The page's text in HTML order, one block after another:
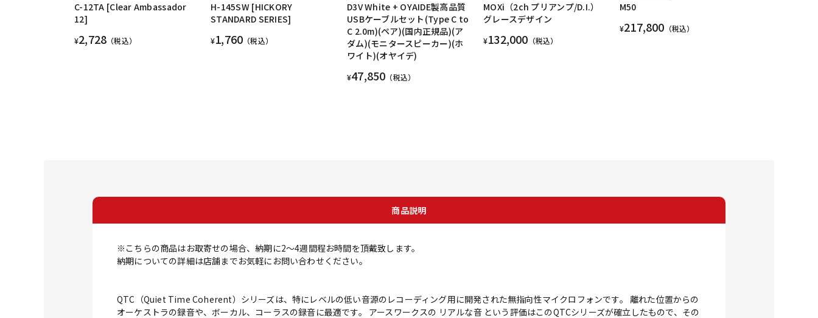
C-12TA [Clear Ambassador
12]
¥2,728 （税込）
H-145SW [HICKORY
STANDARD SERIES]
¥1,760 （税込）
D3V White + OYAIDE製高品質
USBケーブルセット(Type C to
C 2.0m)(ペア)(国内正規品)(ア
ダム)(モニタースピーカー)(ホ
ワイト)(オヤイデ)
¥47,850 （税込）
MOXi（2ch プリアンプ/D.I.）
グレースデザイン
¥132,000 （税込）
M50
¥217,800 （税込）
商品説明
※こちらの商品はお取寄せの場合、納期に2～4週間程お時間を頂戴致します。
納期についての詳細は店舗までお気軽にお問い合わせください。
QTC（Quiet Time Coherent）シリーズは、特にレベルの低い音源のレコーディング用に開発された無指向性マイクロフォンです。 離れた位置からの
オーケストラの録音や、ボーカル、コーラスの録音に最適です。 アースワークスの リアルな音 という評価はこのQTCシリーズが確立したもので、その